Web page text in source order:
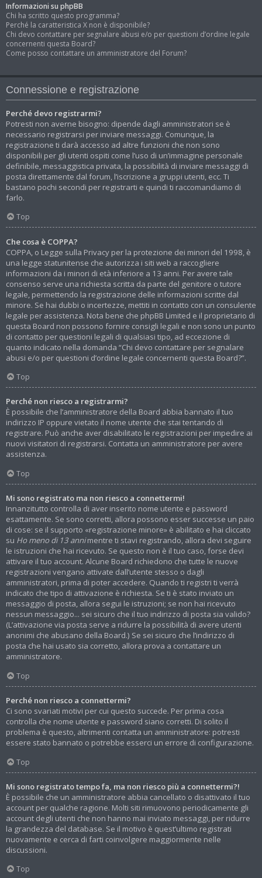
Informazioni su phpBB
Chi ha scritto questo programma?
Perché la caratteristica X non è disponibile?
Chi devo contattare per segnalare abusi e/o per questioni d’ordine legale
concernenti questa Board?
Come posso contattare un amministratore del Forum?
Connessione e registrazione
Perché devo registrarmi?
Potresti non averne bisogno: dipende dagli amministratori se è
necessario registrarsi per inviare messaggi. Comunque, la
registrazione ti darà accesso ad altre funzioni che non sono
disponibili per gli utenti ospiti come l’uso di un’immagine personale
definibile, messaggistica privata, la possibilità di inviare messaggi di
posta direttamente dal forum, l’iscrizione a gruppi utenti, ecc. Ti
bastano pochi secondi per registrarti e quindi ti raccomandiamo di
farlo.
Top
Che cosa è COPPA?
COPPA, o Legge sulla Privacy per la protezione dei minori del 1998, è
una legge statunitense che autorizza i siti web a raccogliere
informazioni da i minori di età inferiore a 13 anni. Per avere tale
consenso serve una richiesta scritta da parte del genitore o tutore
legale, permettendo la registrazione delle informazioni scritte dal
minore. Se hai dubbi o incertezze, mettiti in contatto con un consulente
legale per assistenza. Nota bene che phpBB Limited e il proprietario di
questa Board non possono fornire consigli legali e non sono un punto
di contatto per questioni legali di qualsiasi tipo, ad eccezione di
quanto indicato nella domanda “Chi devo contattare per segnalare
abusi e/o per questioni d’ordine legale concernenti questa Board?”.
Top
Perché non riesco a registrarmi?
È possibile che l’amministratore della Board abbia bannato il tuo
indirizzo IP oppure vietato il nome utente che stai tentando di
registrare. Può anche aver disabilitato le registrazioni per impedire ai
nuovi visitatori di registrarsi. Contatta un amministratore per avere
assistenza.
Top
Mi sono registrato ma non riesco a connettermi!
Innanzitutto controlla di aver inserito nome utente e password
esattamente. Se sono corretti, allora possono esser successe un paio
di cose: se il supporto «registrazione minore» è abilitato e hai cliccato
su Ho meno di 13 annimentre ti stavi registrando, allora devi seguire
le istruzioni che hai ricevuto. Se questo non è il tuo caso, forse devi
attivare il tuo account. Alcune Board richiedono che tutte le nuove
registrazioni vengano attivate dall’utente stesso o dagli
amministratori, prima di poter accedere. Quando ti registri ti verrà
indicato che tipo di attivazione è richiesta. Se ti è stato inviato un
messaggio di posta, allora segui le istruzioni; se non hai ricevuto
nessun messaggio... sei sicuro che il tuo indirizzo di posta sia valido?
(L’attivazione via posta serve a ridurre la possibilità di avere utenti
anonimi che abusano della Board.) Se sei sicuro che l’indirizzo di
posta che hai usato sia corretto, allora prova a contattare un
amministratore.
Top
Perché non riesco a connettermi?
Ci sono svariati motivi per cui questo succede. Per prima cosa
controlla che nome utente e password siano corretti. Di solito il
problema è questo, altrimenti contatta un amministratore: potresti
essere stato bannato o potrebbe esserci un errore di configurazione.
Top
Mi sono registrato tempo fa, ma non riesco più a connettermi?!
È possibile che un amministratore abbia cancellato o disattivato il tuo
account per qualche ragione. Molti siti rimuovono periodicamente gli
account degli utenti che non hanno mai inviato messaggi, per ridurre
la grandezza del database. Se il motivo è quest’ultimo registrati
nuovamente e cerca di farti coinvolgere maggiormente nelle
discussioni.
Top